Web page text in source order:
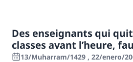
Des enseignants qui
classes avant l’heure,
13/Muharram/1429 , 22/enero/